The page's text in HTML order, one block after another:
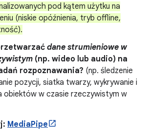
pod kątem użytku na
(niskie opóźnienia, tryb offline,
dane strumieniowe w
(np. wideo lub audio) na
rozpoznawania? (np. śledzenie
pozycji, siatka twarzy, wykrywanie i
obiektów w czasie rzeczywistym w
MediaPipe